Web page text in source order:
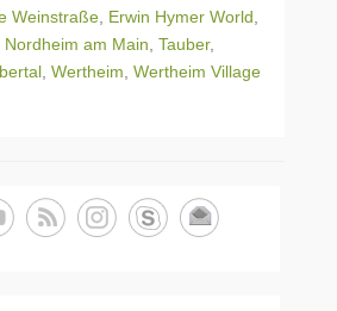
Weinstraße Erwin Hymer World
Nordheim am Main Tauber,
Wertheim Wertheim Village